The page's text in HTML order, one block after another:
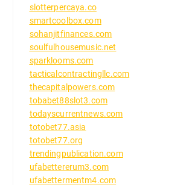
slotterpercaya.co
smartcoolbox.com
sohanjitfinances.com
soulfulhousemusic.net
sparklooms.com
tacticalcontractingllc.com
thecapitalpowers.com
tobabet88slot3.com
todayscurrentnews.com
totobet77.asia
totobet77.org
trendingpublication.com
ufabettererum3.com
ufabettermentm4.com